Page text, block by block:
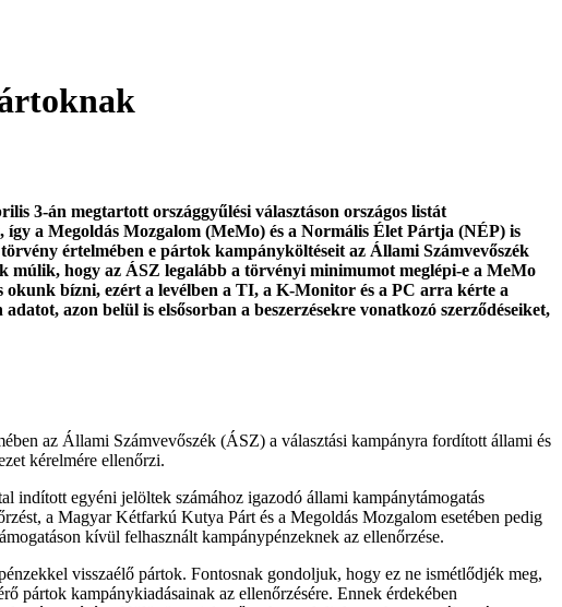
3-án megtartott országgyűlési választáson országos listát
a Megoldás Mozgalom (MeMo) és a Normális Élet Pártja (NÉP) is
értelmében e pártok kampányköltéseit az Állami Számvevőszék
hogy az ÁSZ legalább a törvényi minimumot meglépi-e a MeMo
okunk bízni, ezért a levélben a TI, a K-Monitor és a PC arra kérte a
azon belül is elsősorban a beszerzésekre vonatkozó szerződéseiket,
az Állami Számvevőszék (ÁSZ) a választási kampányra fordított állami és
kérelmére ellenőrzi.
indított egyéni jelöltek számához igazodó állami kampánytámogatás
a Magyar Kétfarkú Kutya Párt és a Megoldás Mozgalom esetében pedig
kívül felhasznált kampánypénzeknek az ellenőrzése.
visszaélő pártok. Fontosnak gondoljuk, hogy ez ne ismétlődjék meg,
pártok kampánykiadásainak az ellenőrzésére. Ennek érdekében